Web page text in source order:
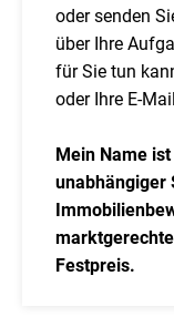
oder senden
über Ihre
für Sie tun
oder Ihre E-
Mein Name
unabhängiger
Festpreis.